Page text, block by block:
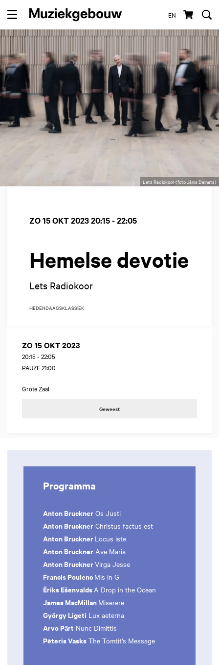
EN
Menu
Lets Radiokoor (foto Jānis Deinats)
Hemelse devotie
Lets Radiokoor
ZO 15 OKT 202320:15 - 22:05
HEDENDAAGSKLASSIEK
ZO 15 OKT 2023
20:15 - 22:05
PAUZE 21:00
Grote Zaal
Geweest
Programma
Anton Bruckner Os Justi
Anton Bruckner Christus factus est
Anton Bruckner Locus iste
Anton Bruckner Ave Maria
Anton BrucknerVirga Jesse
Francis Poulenc Mis in G
Ēriks EšenvaldsA Drop in the Ocean
James MacMillan Miserere
György Ligeti Lux aeterna
Arvo Pärt Nunc Dimittis
Pēteris Vasks The Tomtit’s Message